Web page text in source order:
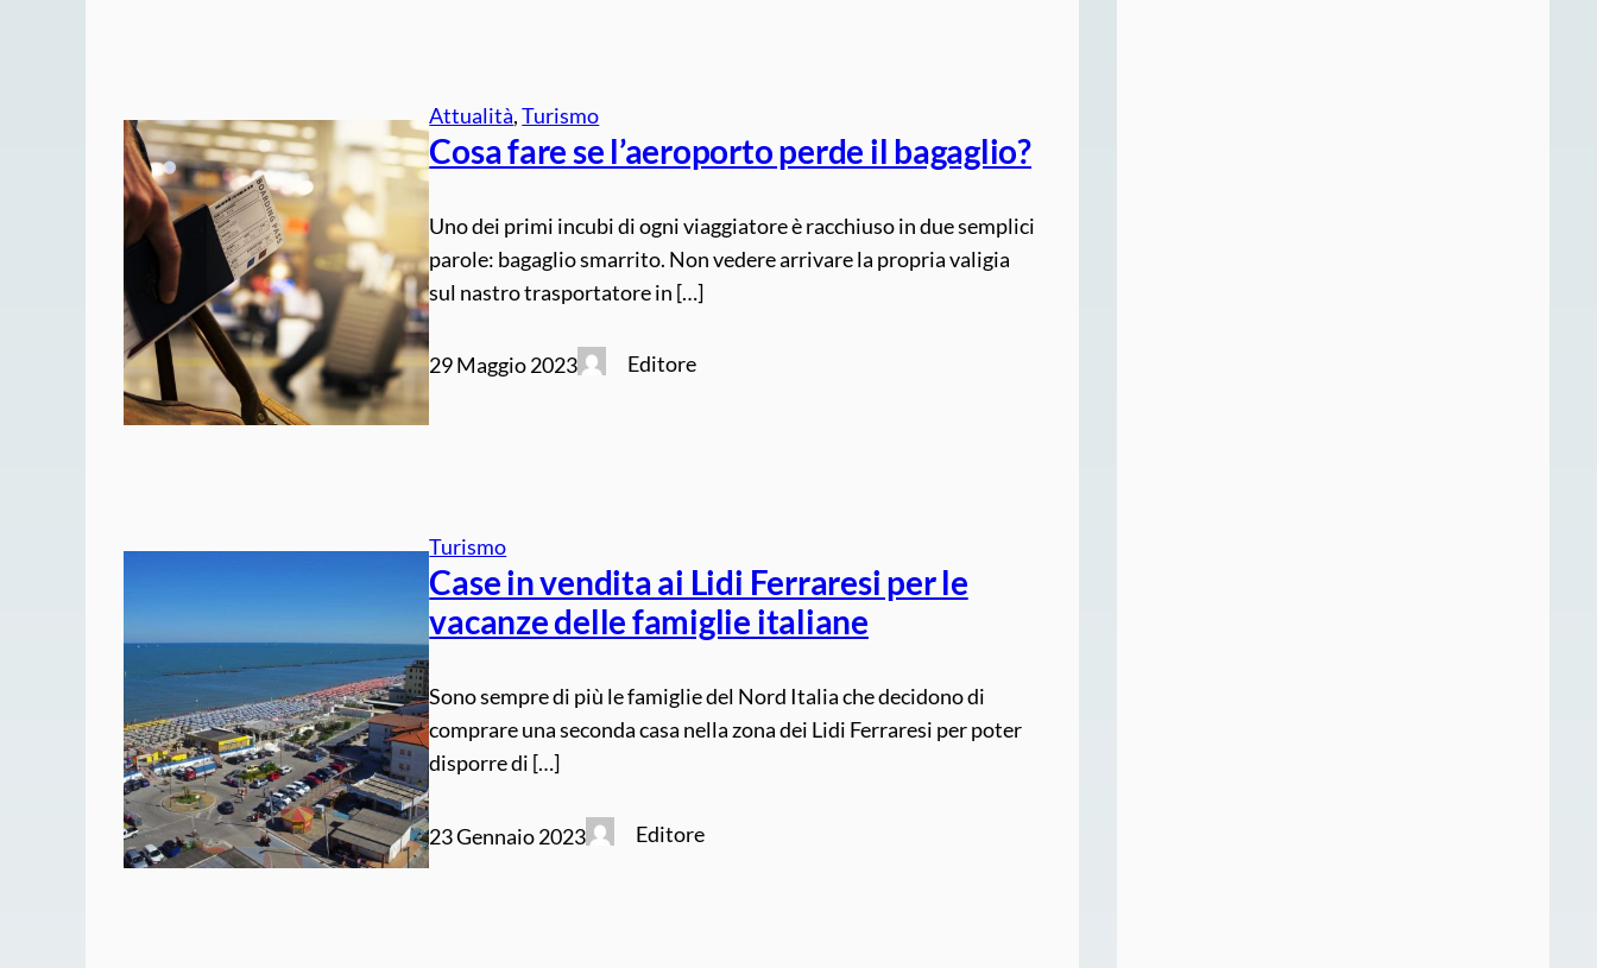
Attualità, Turismo
Cosa fare se l’aeroporto perde il bagaglio?
Uno dei primi incubi di ogni viaggiatore è racchiuso in due semplici
parole: bagaglio smarrito. Non vedere arrivare la propria valigia
sul nastro trasportatore in […]
29 Maggio 2023 Editore
Turismo
Case in vendita ai Lidi Ferraresi per le
vacanze delle famiglie italiane
Sono sempre di più le famiglie del Nord Italia che decidono di
comprare una seconda casa nella zona dei Lidi Ferraresi per poter
disporre di […]
23 Gennaio 2023 Editore